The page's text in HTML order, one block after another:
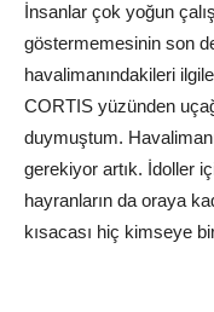
İnsanlar çok yoğun
göstermemesinin son
havalimanındakileri
CORTIS yüzünden
duymuştum.
gerekiyor artık. İdoller
hayranların da oraya
kısacası hiç kimseye